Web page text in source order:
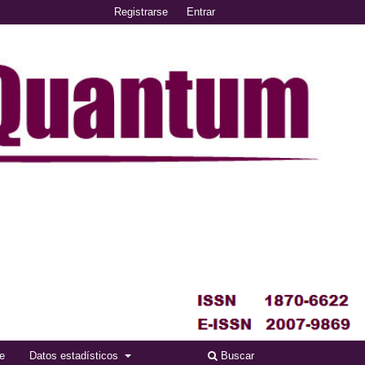
Datos estadísticos Buscar
Registrarse Entrar